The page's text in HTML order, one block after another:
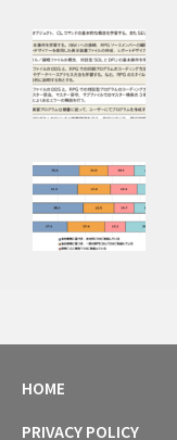
HOME
PRIVACY POLICY